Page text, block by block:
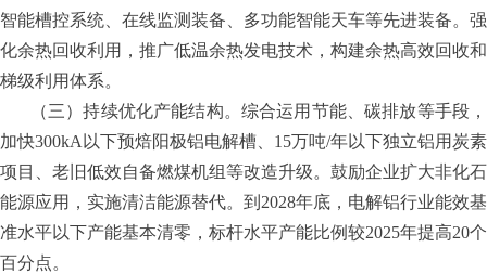
智能槽控系统、在线监测装备、多功能智能天车等先进装备。强
化余热回收利用，推广低温余热发电技术，构建余热高效回收和
梯级利用体系。
（三）持续优化产能结构。综合运用节能、碳排放等手段，
加快300kA 以下预焙阳极铝电解槽、 15万吨/年以下独立铝用炭素
项目、老旧低效自备燃煤机组等改造升级。鼓励企业扩大非化石
能源应用，实施清洁能源替代。到 2028年底，电解铝行业能效基
准水平以下产能基本清零，标杆水平产能比例较2025年提高20个
百分点。